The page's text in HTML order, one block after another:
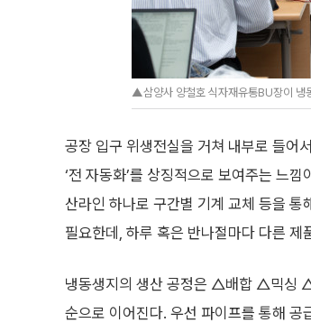
▲삼양사 양철호 식자재유통BU장이 냉
공장 입구 위생전실을 거쳐 내부로 들어
‘전 자동화’를 상징적으로 보여주는 느
산라인 하나로 구간별 기계 교체 등을 통
필요한데, 하루 혹은 반나절마다 다른
냉동생지의 생산 공정은 △배합 △믹
순으로 이어진다. 우선 파이프를 통해 공